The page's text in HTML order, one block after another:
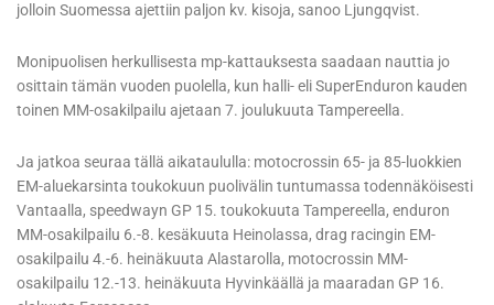
jolloin Suomessa ajettiin paljon kv. kisoja, sanoo Ljungqvist.
Monipuolisen herkullisesta mp-kattauksesta saadaan nauttia jo
osittain tämän vuoden puolella, kun halli- eli SuperEnduron kauden
toinen MM-osakilpailu ajetaan 7. joulukuuta Tampereella.
Ja jatkoa seuraa tällä aikataululla: motocrossin 65- ja 85-luokkien
EM-aluekarsinta toukokuun puolivälin tuntumassa todennäköisesti
Vantaalla, speedwayn GP 15. toukokuuta Tampereella, enduron
MM-osakilpailu 6.-8. kesäkuuta Heinolassa, drag racingin EM-
osakilpailu 4.-6. heinäkuuta Alastarolla, motocrossin MM-
osakilpailu 12.-13. heinäkuuta Hyvinkäällä ja maaradan GP 16.